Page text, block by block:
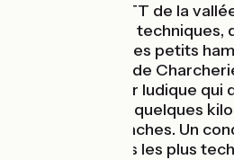
La traversée VTT de la
alterne sentiers
Saint Léger et des petits
Seyne. La forêt de
agréable sentier ludique qui
vallon et rejoint quelques
village de Verdaches. Un
ravira les pilotes les plus